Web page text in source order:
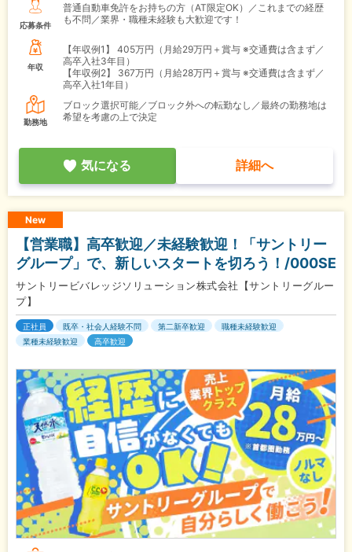
応募条件
普通自動車免許をお持ちの方（AT限定OK）／これまでの経歴
も不問／業界・職種未経験も大歓迎です！
年収
【年収例1】
405万円（月給29万円＋賞与 ※交通費は含まず／
高卒入社3年目）
【年収例2】
367万円（月給28万円＋賞与 ※交通費は含まず／
高卒入社1年目）
勤務地
ブロック選択可能／ブロック外への転勤なし／最終の勤務地は
希望を考慮の上で決定
気になる 詳細へ
New
【営業職】高卒歓迎／未経験歓迎！「サントリー
グループ」で、新しいスタートを切ろう！/000SE
サントリービバレッジソリューション株式会社【サントリーグルー
プ】
正社員 既卒・社会人経験不問 第二新卒歓迎
職種未経験歓迎
業種未経験歓迎
高卒歓迎